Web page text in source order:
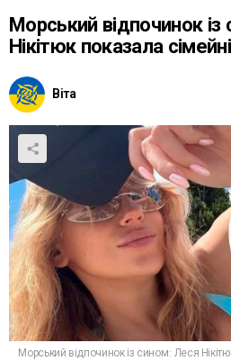
Морський відпочинок
Нікітюк показала
Віта
Морський відпочинок із сином: Леся